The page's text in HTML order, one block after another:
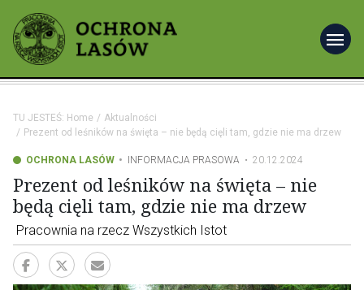
menu
TU JESTEŚ: Home
Aktualności
Prezent od leśników na święta – nie będą cięli tam, gdzie nie ma drzew
OCHRONA LASÓW INFORMACJA PRASOWA 20.12.2024
Prezent od leśników na święta – nie
będą cięli tam, gdzie nie ma drzew
Pracownia na rzecz Wszystkich Istot